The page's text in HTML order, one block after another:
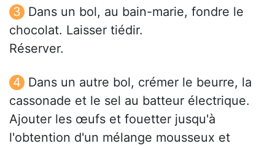
Dans un bol, au bain-marie, fondre le
chocolat. Laisser tiédir.
Réserver.
Dans un autre bol, crémer le beurre, la
cassonade et le sel au batteur électrique.
Ajouter les œufs et fouetter jusqu'à
l'obtention d'un mélange mousseux et